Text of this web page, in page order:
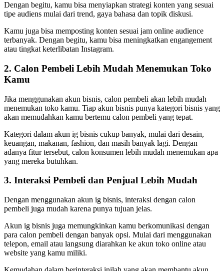
Dengan begitu, kamu bisa menyiapkan strategi konten yang sesuai
tipe audiens mulai dari trend, gaya bahasa dan topik diskusi.
Kamu juga bisa memposting konten sesuai jam online audience
terbanyak. Dengan begitu, kamu bisa meningkatkan engangement
atau tingkat keterlibatan Instagram.
2. Calon Pembeli Lebih Mudah Menemukan Toko
Kamu
Jika menggunakan akun bisnis, calon pembeli akan lebih mudah
menemukan toko kamu. Tiap akun bisnis punya kategori bisnis yang
akan memudahkan kamu bertemu calon pembeli yang tepat.
Kategori dalam akun ig bisnis cukup banyak, mulai dari desain,
keuangan, makanan, fashion, dan masih banyak lagi. Dengan
adanya fitur tersebut, calon konsumen lebih mudah menemukan apa
yang mereka butuhkan.
3. Interaksi Pembeli dan Penjual Lebih Mudah
Dengan menggunakan akun ig bisnis, interaksi dengan calon
pembeli juga mudah karena punya tujuan jelas.
Akun ig bisnis juga memungkinkan kamu berkomunikasi dengan
para calon pembeli dengan banyak opsi. Mulai dari menggunakan
telepon, email atau langsung diarahkan ke akun toko online atau
website yang kamu miliki.